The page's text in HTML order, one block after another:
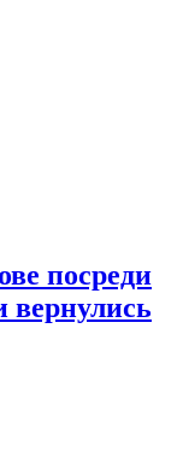
посреди
вернулись